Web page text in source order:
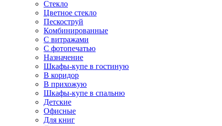
Стекло
Цветное стекло
Пескоструй
Комбинированные
С витражами
С фотопечатью
Назначение
Шкафы-купе в гостиную
В коридор
В прихожую
Шкафы-купе в спальню
Детские
Офисные
Для книг